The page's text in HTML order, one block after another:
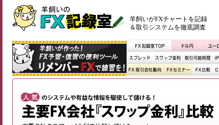
羊飼いがFXチャートを記録
＆取引システムを徹底調査